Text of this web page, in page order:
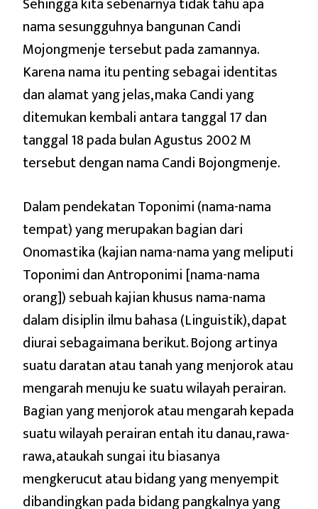
nama sesungguhnya bangunan Candi
Mojongmenje tersebut pada zamannya.
Karena nama itu penting sebagai identitas
dan alamat yang jelas, maka Candi yang
ditemukan kembali antara tanggal 17 dan
tanggal 18 pada bulan Agustus 2002 M
tersebut dengan nama Candi Bojongmenje.
Dalam pendekatan Toponimi (nama-nama
tempat) yang merupakan bagian dari
Onomastika (kajian nama-nama yang meliputi
Toponimi dan Antroponimi [nama-nama
orang]) sebuah kajian khusus nama-nama
dalam disiplin ilmu bahasa (Linguistik), dapat
diurai sebagaimana berikut. Bojong artinya
suatu daratan atau tanah yang menjorok atau
mengarah menuju ke suatu wilayah perairan.
Bagian yang menjorok atau mengarah kepada
suatu wilayah perairan entah itu danau, rawa-
rawa, ataukah sungai itu biasanya
mengkerucut atau bidang yang menyempit
dibandingkan pada bidang pangkalnya yang